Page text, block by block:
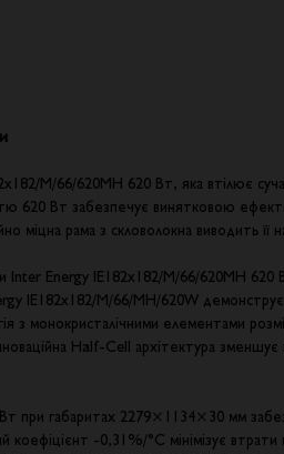
M/66/620MH 620 Вт, яка втілює
620 Вт забезпечує винятковою
міцна рама з скловолокна виводить
Inter Energy IE182x182/M/66/620MH 620
IE182x182/M/66/MH/620W
з монокристалічними елементами
Half-Cell архітектура зменшує
при габаритах 2279×1134×30 мм
коефіцієнт -0,31%/°C мінімізує